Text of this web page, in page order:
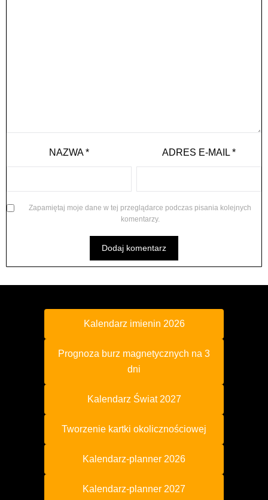
NAZWA* ADRES E-MAIL*
Zapamiętaj moje dane w tej przeglądarce podczas pisania kolejnych
komentarzy.
Kalendarz imienin 2026
Prognoza burz magnetycznych na 3
dni
Kalendarz Świat 2027
Tworzenie kartki okolicznościowej
Kalendarz-planner 2026
Kalendarz-planner 2027